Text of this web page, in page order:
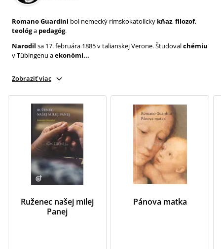
Romano Guardini bol nemecký rímskokatolícky kňaz,filozof,
teológa pedagóg.
Narodil sa 17. februára 1885 v talianskej Verone. Študovalchémiu
v Tübingenu aekonómi...
Zobraziť viac
Ruženec našej milej
Panej
Pánova matka